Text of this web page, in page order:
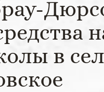
в